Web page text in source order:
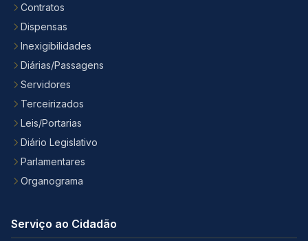
Contratos
Dispensas
Inexigibilidades
Diárias/Passagens
Servidores
Terceirizados
Leis/Portarias
Diário Legislativo
Parlamentares
Organograma
Serviço ao Cidadão